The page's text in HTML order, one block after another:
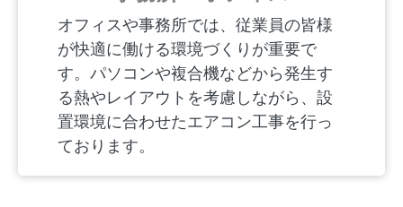
オフィスや事務所では、従業員の皆様
が快適に働ける環境づくりが重要で
す。パソコンや複合機などから発生す
る熱やレイアウトを考慮しながら、設
置環境に合わせたエアコン工事を行っ
ております。